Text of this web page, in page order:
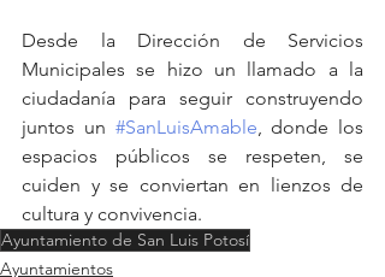
Desde la Dirección de Servicios
Municipales se hizo un llamado a la
ciudadanía para seguir construyendo
juntos un #SanLuisAmable , donde los
espacios públicos se respeten, se
cuiden y se conviertan en lienzos de
cultura y convivencia.
Ayuntamiento de San Luis Potosí
Ayuntamientos